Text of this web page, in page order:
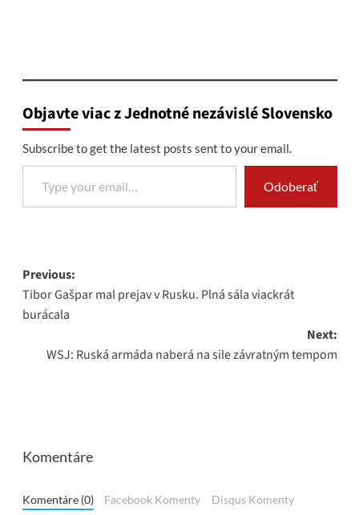
Objavte viac z Jednotné nezávislé Slovensko
Subscribe to get the latest posts sent to your email.
Type your email…
Odoberať
Post
navigation
Previous:
Tibor Gašpar mal prejav v Rusku. Plná sála viackrát
burácala
Next:
WSJ: Ruská armáda naberá na sile závratným tempom
Komentáre
Komentáre (0) Facebook Komenty Disqus Komenty